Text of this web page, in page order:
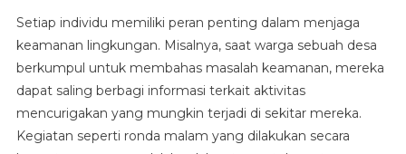
Setiap individu memiliki peran penting dalam menjaga
keamanan lingkungan. Misalnya, saat warga sebuah desa
berkumpul untuk membahas masalah keamanan, mereka
dapat saling berbagi informasi terkait aktivitas
mencurigakan yang mungkin terjadi di sekitar mereka.
Kegiatan seperti ronda malam yang dilakukan secara